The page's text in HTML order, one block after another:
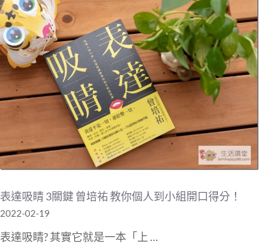
表達吸睛 3關鍵 曾培祐 教你個人到小組開口得分！
2022-02-19
表達吸睛? 其實它就是一本「上 …